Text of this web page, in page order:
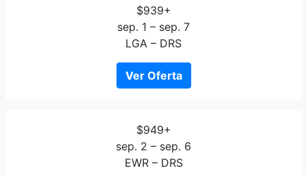
$939+
sep. 1 – sep. 7
LGA – DRS
Ver Oferta
$949+
sep. 2 – sep. 6
EWR – DRS